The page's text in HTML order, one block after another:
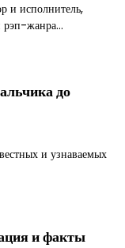
и исполнитель,
рэп-жанра…
до
и узнаваемых
и факты